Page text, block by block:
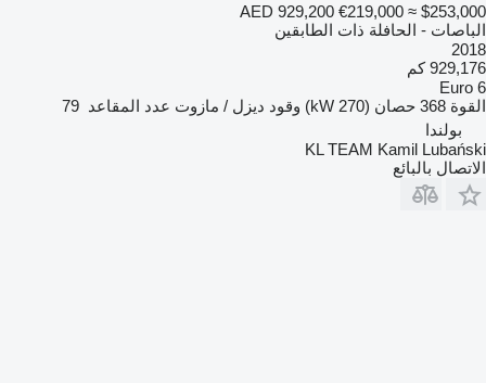
AED 929,200 €219,000 ≈ $253,000
الباصات - الحافلة ذات الطابقين
2018
929,176 كم
Euro 6
القوة 368 حصان (270 kW) وقود ديزل / مازوت عدد المقاعد 79
بولندا
KL TEAM Kamil Lubański
الاتصال بالبائع